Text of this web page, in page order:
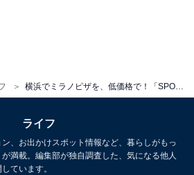
ライフ
、お出かけスポット情報など、暮らしがもっ
満載。編集部が独自調査した、気になる他人
ています。